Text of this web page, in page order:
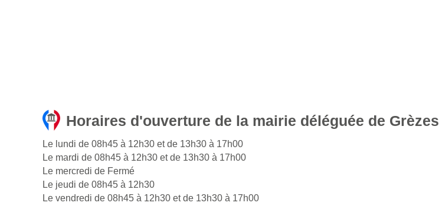
Horaires d'ouverture de la mairie déléguée de Grèzes
Le lundi de 08h45 à 12h30 et de 13h30 à 17h00
Le mardi de 08h45 à 12h30 et de 13h30 à 17h00
Le mercredi de Fermé
Le jeudi de 08h45 à 12h30
Le vendredi de 08h45 à 12h30 et de 13h30 à 17h00